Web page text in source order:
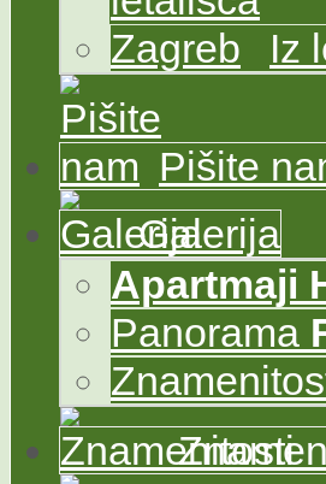
Iz
Pišite
Galerija
Apartmaji
Panorama